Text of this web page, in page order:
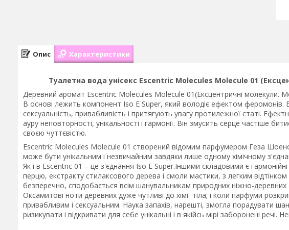
Опис Характеристики
Туалетна вода унісекс Escentric Molecules Molecule 01
Деревний аромат Escentric Molecules Molecule 01(Ексцентричні молекули.
В основі лежить компонент Iso E Super, який володіє ефектом
сексуальність, привабливість і притягують увагу протилежної статі.
ауру неповторності, унікальності і гармонії. Він змусить серце частіше
своєю чуттєвістю.
Escentric Molecules Molecule 01 створений відомим парфумером Геза
може бути унікальним і незвичайним завдяки лише одному хімічному
Як і в Escentric 01 – це з'єднання Iso E Super.Іншими складовими є
перцю, екстракту стилаксового дерева і смоли мастики, з легким відтінком
безперечно, сподобається всім шанувальникам природних ніжно-деревних
Оксамитові ноти деревних дуже чутливі до хімії тіла; і коли парфуми
привабливим і сексуальним. Наука запахів, нарешті, змогла порадувати
ризикувати і відкривати для себе унікальні і в якійсь мірі заборонені